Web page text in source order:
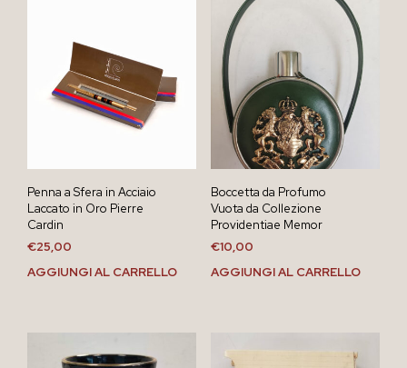
Penna a Sfera in Acciaio
Laccato in Oro Pierre
Cardin
€25,00
AGGIUNGI AL CARRELLO
Boccetta da Profumo
Vuota da Collezione
Providentiae Memor
€10,00
AGGIUNGI AL CARRELLO